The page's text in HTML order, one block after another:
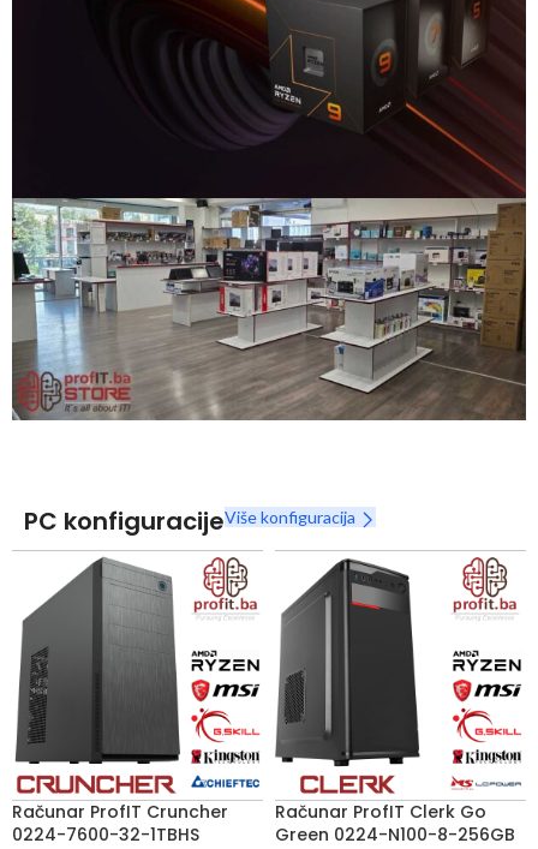
Snaga radnih stanica nikada nije bila povoljnija
Nova Ryzen 7000 serija
Naruči
PC konfiguracijeViše konfiguracija
Računar ProfIT Cruncher
0224-7600-32-1TBHS
Računar ProfIT Clerk Go
Green 0224-N100-8-256GB